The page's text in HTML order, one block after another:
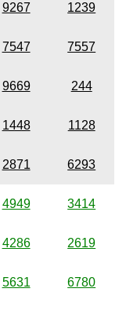
9267 1239
7547 7557
9669 244
1448 1128
2871 6293
4949 3414
4286 2619
5631 6780